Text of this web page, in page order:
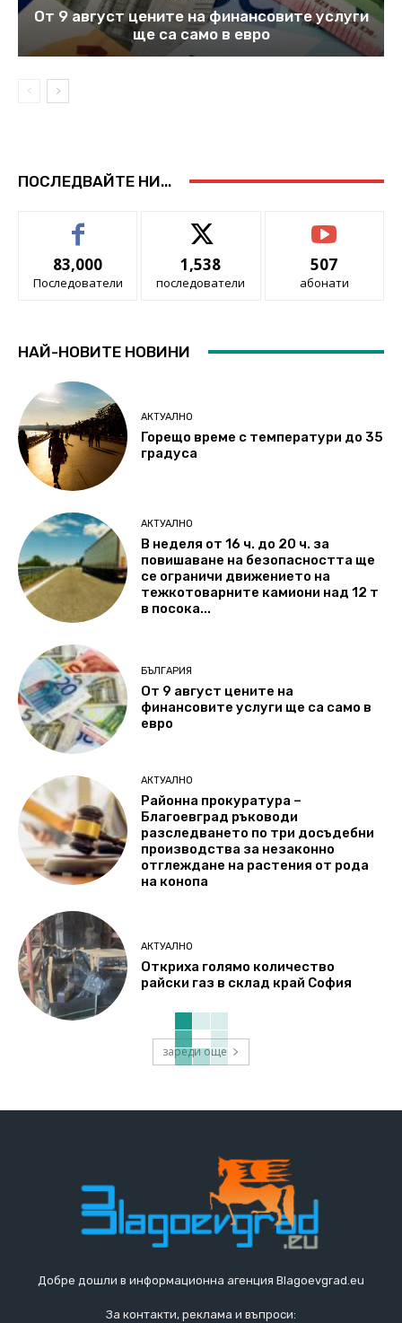
От 9 август цените на финансовите услуги
ще са само в евро
ПОСЛЕДВАЙТЕ НИ...
83,000
Последователи
1,538
последователи
507
абонати
НАЙ-НОВИТЕ НОВИНИ
АКТУАЛНО
Горещо време с температури до 35
градуса
АКТУАЛНО
В неделя от 16 ч. до 20 ч. за
повишаване на безопасността ще
се ограничи движението на
тежкотоварните камиони над 12 т
в посока...
БЪЛГАРИЯ
От 9 август цените на
финансовите услуги ще са само в
евро
АКТУАЛНО
Районна прокуратура –
Благоевград ръководи
разследването по три досъдебни
производства за незаконно
отглеждане на растения от рода
на конопа
АКТУАЛНО
Откриха голямо количество
райски газ в склад край София
зареди още
Добре дошли в информационна агенция Blagoevgrad.eu
За контакти, реклама и въпроси: